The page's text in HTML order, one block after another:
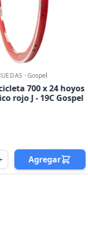
RINES, AROS,
Rin para
aerodinamico